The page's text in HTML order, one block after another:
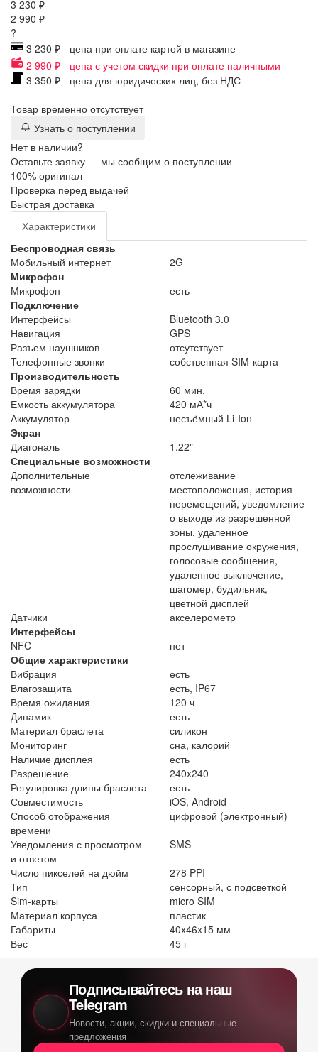
3 230 ₽
2 990 ₽
?
3 230 ₽ - цена при оплате картой в магазине
2 990 ₽ - цена с учетом скидки при оплате наличными
3 350 ₽ - цена для юридических лиц, без НДС
Товар временно отсутствует
Узнать о поступлении
Нет в наличии?
Оставьте заявку — мы сообщим о поступлении
100% оригинал
Проверка перед выдачей
Быстрая доставка
Характеристики
Беспроводная связь
Мобильный интернет
2G
Микрофон
Микрофон
есть
Подключение
Интерфейсы
Bluetooth 3.0
Навигация
GPS
Разъем наушников
отсутствует
Телефонные звонки
собственная SIM-карта
Производительность
Время зарядки
60 мин.
Емкость аккумулятора
420 мА*ч
Аккумулятор
несъёмный Li-Ion
Экран
Диагональ
1.22"
Специальные возможности
Дополнительные
возможности
отслеживание
местоположения, история
перемещений, уведомление
о выходе из разрешенной
зоны, удаленное
прослушивание окружения,
голосовые сообщения,
удаленное выключение,
шагомер, будильник,
цветной дисплей
Датчики
акселерометр
Интерфейсы
NFC
нет
Общие характеристики
Вибрация
есть
Влагозащита
есть, IP67
Время ожидания
120 ч
Динамик
есть
Материал браслета
силикон
Мониторинг
сна, калорий
Наличие дисплея
есть
Разрешение
240x240
Регулировка длины браслета
есть
Совместимость
iOS, Android
Способ отображения
времени
цифровой (электронный)
Уведомления с просмотром
и ответом
SMS
Число пикселей на дюйм
278 PPI
Тип
сенсорный, с подсветкой
Sim-карты
micro SIM
Материал корпуса
пластик
Габариты
40x46x15 мм
Вес
45 г
Подписывайтесь на наш
Telegram
Новости, акции, скидки и специальные
предложения